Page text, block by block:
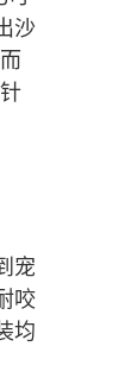
沙
宠
咬
均